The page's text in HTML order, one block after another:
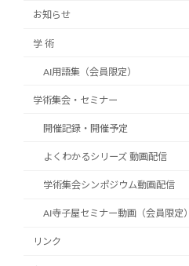
お知らせ
学 術
AI用語集（会員限定）
学術集会・セミナー
開催記録・開催予定
よくわかるシリーズ 動画配信
学術集会シンポジウム動画配信
AI寺子屋セミナー動画（会員限定）
リンク